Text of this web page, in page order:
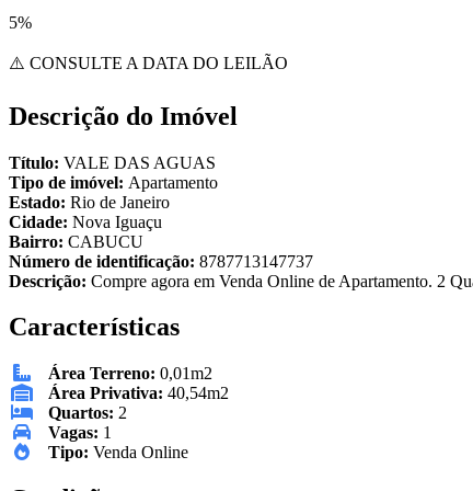
5%
⚠️ CONSULTE A DATA DO LEILÃO
Descrição do Imóvel
Título: VALE DAS AGUAS
Tipo de imóvel: Apartamento
Estado: Rio de Janeiro
Cidade: Nova Iguaçu
Bairro: CABUCU
Número de identificação: 8787713147737
Descrição: Compre agora em Venda Online de Apartamento. 2
Características
Área Terreno: 0,01m2
Área Privativa: 40,54m2
Quartos: 2
Vagas: 1
Tipo: Venda Online